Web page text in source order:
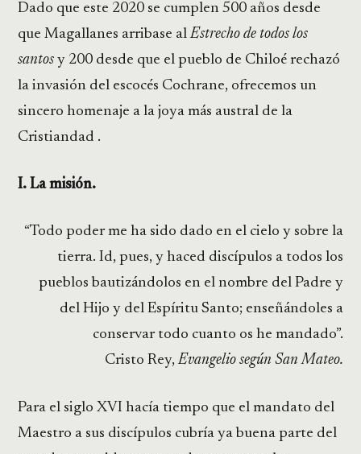
Dado que este 2020 se cumplen 500 años desde
que Magallanes arribase alEstrecho de todos los
santos y 200 desde que el pueblo de Chiloé rechazó
la invasión del escocés Cochrane, ofrecemos un
sincero homenaje a la joya más austral de la
Cristiandad .
I. La misión.
“Todo poder me ha sido dado en el cielo y sobre la
tierra. Id, pues, y haced discípulos a todos los
pueblos bautizándolos en el nombre del Padre y
del Hijo y del Espíritu Santo; enseñándoles a
conservar todo cuanto os he mandado”.
Cristo Rey,Evangelio según San Mateo.
Para el siglo XVI hacía tiempo que el mandato del
Maestro a sus discípulos cubría ya buena parte del